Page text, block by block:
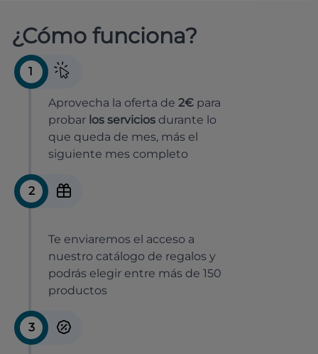
¿Cómo funciona?
1
Aprovecha la oferta de 2€ para
probar los servicios durante lo
que queda de mes, más el
siguiente mes completo
2
Te enviaremos el acceso a
nuestro catálogo de regalos y
podrás elegir entre más de 150
productos
3